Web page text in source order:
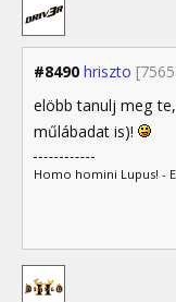
#8490 hriszto
elöbb tanulj meg
műlábadat is)!
Homo homini Lupus! -